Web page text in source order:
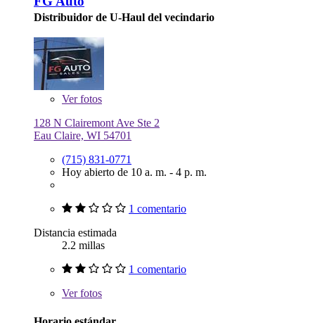
Distribuidor de U-Haul del vecindario
Verfotos
128 N Clairemont Ave Ste 2
Eau Claire, WI 54701
(715) 831-0771
Hoy abierto de 10 a. m. - 4 p. m.
1 comentario
Distancia estimada
2.2 millas
1 comentario
Verfotos